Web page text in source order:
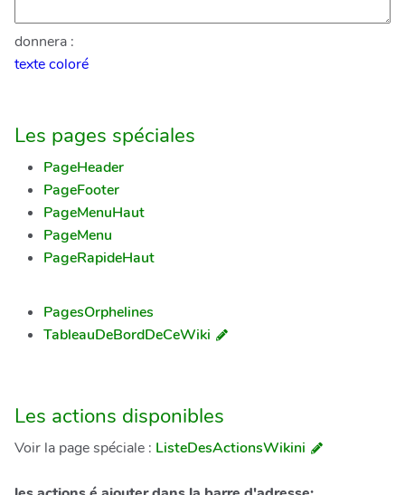
donnera :
texte coloré
Les pages spéciales
PageHeader
PageFooter
PageMenuHaut
PageMenu
PageRapideHaut
PagesOrphelines
TableauDeBordDeCeWiki
Les actions disponibles
Voir la page spéciale : ListeDesActionsWikini